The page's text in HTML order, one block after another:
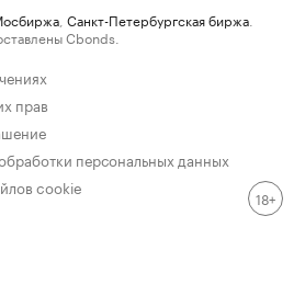
Санкт-Петербургская биржа
Cbonds.
прав
персональных данных
cookie
18+